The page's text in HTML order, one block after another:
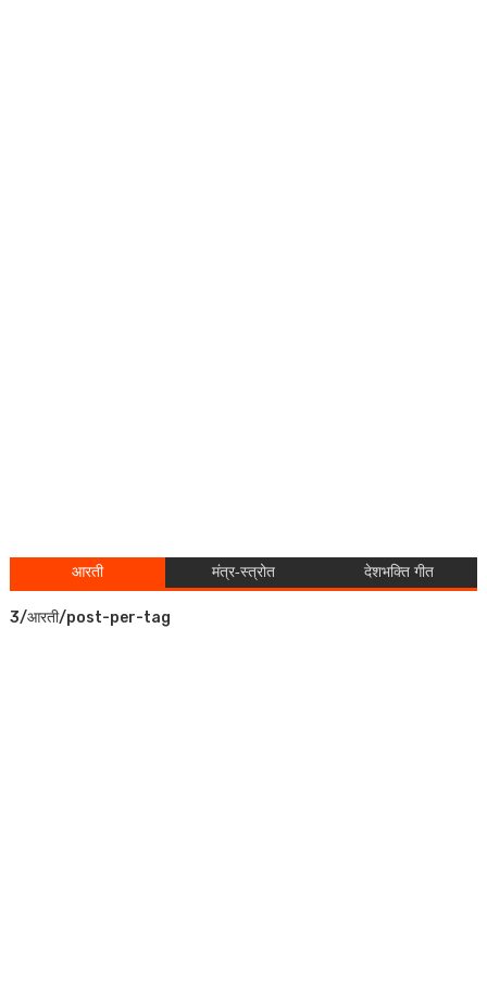
आरती मंत्र-स्त्रोत देशभक्ति गीत
3/आरती/post-per-tag